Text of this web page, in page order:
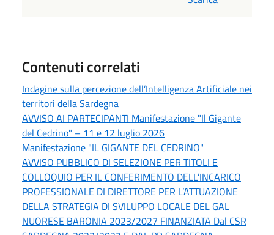
Contenuti correlati
Indagine sulla percezione dell’Intelligenza Artificiale nei
territori della Sardegna
AVVISO AI PARTECIPANTI Manifestazione "Il Gigante
del Cedrino" – 11 e 12 luglio 2026
Manifestazione "IL GIGANTE DEL CEDRINO"
AVVISO PUBBLICO DI SELEZIONE PER TITOLI E
COLLOQUIO PER IL CONFERIMENTO DELL’INCARICO
PROFESSIONALE DI DIRETTORE PER L’ATTUAZIONE
DELLA STRATEGIA DI SVILUPPO LOCALE DEL GAL
NUORESE BARONIA 2023/2027 FINANZIATA Dal CSR